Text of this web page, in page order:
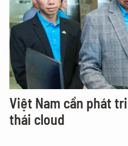
Việt Nam cần phát
thái cloud